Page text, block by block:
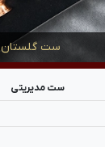
ست گلستان
ست مدیریتی